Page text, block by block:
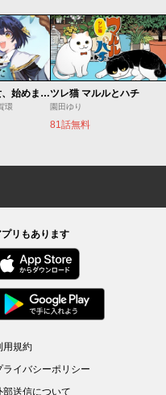
世界最強の魔女、始めました ～私だけ『攻略サイト』を見れる世界で自由に生きます～
環
ツレ猫 マルルとハチ
園田ゆり
81話無料
プリもあります
用規約
ライバシーポリシー
部送信について